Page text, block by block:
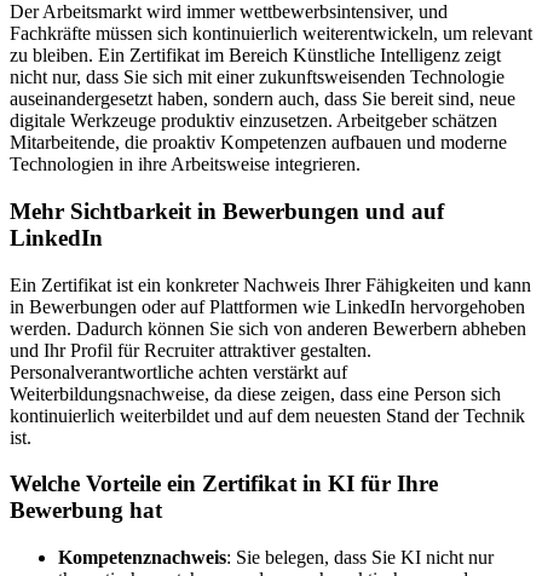
Der Arbeitsmarkt wird immer wettbewerbsintensiver, und
Fachkräfte müssen sich kontinuierlich weiterentwickeln, um relevant
zu bleiben. Ein Zertifikat im Bereich Künstliche Intelligenz zeigt
nicht nur, dass Sie sich mit einer zukunftsweisenden Technologie
auseinandergesetzt haben, sondern auch, dass Sie bereit sind, neue
digitale Werkzeuge produktiv einzusetzen. Arbeitgeber schätzen
Mitarbeitende, die proaktiv Kompetenzen aufbauen und moderne
Technologien in ihre Arbeitsweise integrieren.
Mehr Sichtbarkeit in Bewerbungen und auf
LinkedIn
Ein Zertifikat ist ein konkreter Nachweis Ihrer Fähigkeiten und kann
in Bewerbungen oder auf Plattformen wie LinkedIn hervorgehoben
werden. Dadurch können Sie sich von anderen Bewerbern abheben
und Ihr Profil für Recruiter attraktiver gestalten.
Personalverantwortliche achten verstärkt auf
Weiterbildungsnachweise, da diese zeigen, dass eine Person sich
kontinuierlich weiterbildet und auf dem neuesten Stand der Technik
ist.
Welche Vorteile ein Zertifikat in KI für Ihre
Bewerbung hat
Kompetenznachweis: Sie belegen, dass Sie KI nicht nur